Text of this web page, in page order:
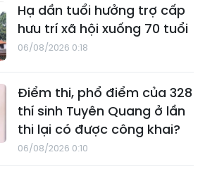
Hạ dần tuổi hưởng trợ cấp
hưu trí xã hội xuống 70 tuổi
06/08/2026 0:18
Điểm thi, phổ điểm của 328
thí sinh Tuyên Quang ở lần
thi lại có được công khai?
06/08/2026 0:10